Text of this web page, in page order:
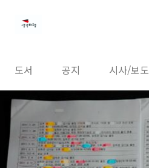
도서 공지 시사/보도